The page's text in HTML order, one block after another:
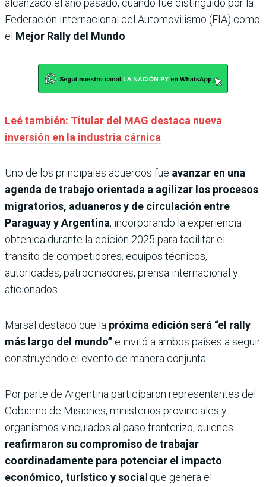
alcanzado el año pasado, cuando fue distinguido por la
Federación Internacional del Automovilismo (FIA) como
el Mejor Rally del Mundo
Leé también: Titular del MAG destaca nueva
inversión en la industria cárnica
Uno de los principales acuerdos fue avanzar en una
agenda de trabajo orientada a agilizar los procesos
migratorios, aduaneros y de circulación entre
Paraguay y Argentina, incorporando la experiencia
obtenida durante la edición 2025 para facilitar el
tránsito de competidores, equipos técnicos,
autoridades, patrocinadores, prensa internacional y
aficionados.
Marsal destacó que la próxima edición será “el rally
más largo del mundo” e invitó a ambos países a seguir
construyendo el evento de manera conjunta.
Por parte de Argentina participaron representantes del
Gobierno de Misiones, ministerios provinciales y
organismos vinculados al paso fronterizo, quienes
reafirmaron su compromiso de trabajar
coordinadamente para potenciar el impacto
económico, turístico y socia l que genera el